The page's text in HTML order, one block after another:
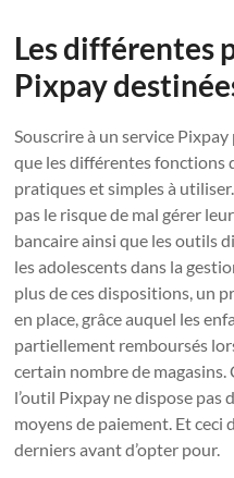
Les différentes
Pixpay
Souscrire à un service
que les différentes fonctions
pratiques et simples à
pas le risque de mal gérer
bancaire ainsi que les outils
les adolescents dans la
plus de ces dispositions, un
en place, grâce auquel les
partiellement remboursés
certain nombre de
l’outil Pixpay ne dispose pas
moyens de paiement. Et ceci
derniers avant d’opter pour.